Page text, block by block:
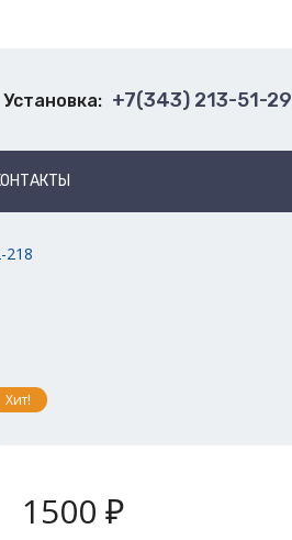
Установка: +7(343) 213-51-29
218
Хит!
1500 ₽